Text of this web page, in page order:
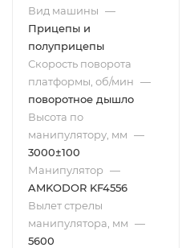
Вид машины —
Прицепы и
полуприцепы
Скорость поворота
платформы, об/мин —
поворотное дышло
Высота по
манипулятору, мм —
3000±100
Манипулятор —
AMKODOR KF4556
Вылет стрелы
манипулятора, мм —
5600